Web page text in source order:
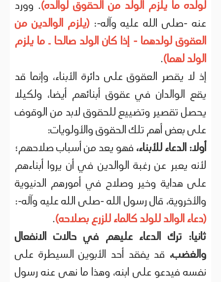
لولده ما يلزم الولد من الحقوق لوالده). وورد
عنه -صلى الله عليه وآله-:(يلزم الوالدين من
العقوق لولدهما - إذا كان الولد صالحا ـ ما يلزم
الولد لهما).
إذ لا يقصر العقوق على دائرة الأبناء، وإنما قد
يقع الوالدان في عقوق أبنائهم أيضا، ولكيلا
يحصل تقصير وتضييع للحقوق لابد من الوقوف
على بعض أهم تلك الحقوق والأولويات:
أولا: الدعاء للأبناء، فهو يعد من أسباب صلاحهم؛
لأنه يعبر عن رغبة الوالدين في أن يروا أبناءهم
على هداية وخير وصلاح في أمورهم الدنيوية
والأخروية، قال رسول الله -صلى الله عليه وآله-:
(دعاء الوالد للولد كالماء للزرع بصلاحه).
ثانيا: ترك الدعاء عليهم في حالات الانفعال
والغضب، قد يفقد أحد الأبوين السيطرة على
نفسه فيدعو على ابنه، وهذا ما نهى عنه رسول